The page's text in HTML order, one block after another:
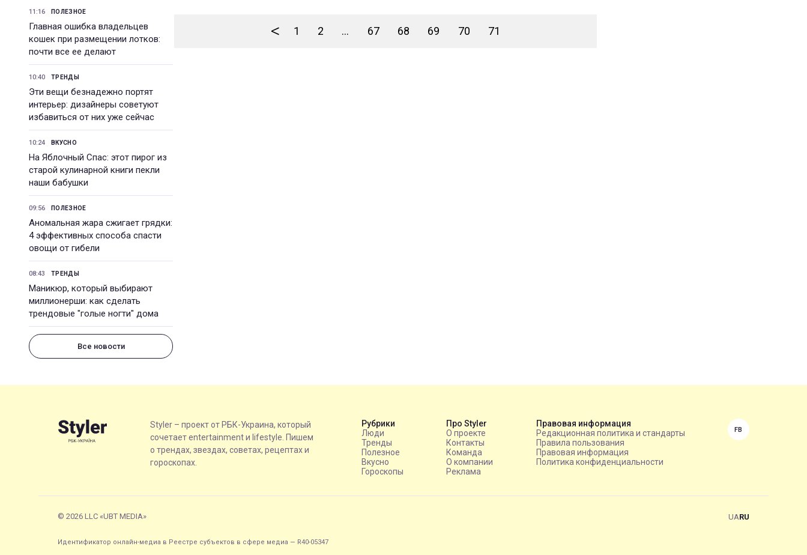
11:16 ПОЛЕЗНОЕ
Главная ошибка владельцев
кошек при размещении лотков:
почти все ее делают
10:40 ТРЕНДЫ
Эти вещи безнадежно портят
интерьер: дизайнеры советуют
избавиться от них уже сейчас
10:24 ВКУСНО
На Яблочный Спас: этот пирог из
старой кулинарной книги пекли
наши бабушки
09:56 ПОЛЕЗНОЕ
Аномальная жара сжигает грядки:
4 эффективных способа спасти
овощи от гибели
08:43 ТРЕНДЫ
Маникюр, который выбирают
миллионерши: как сделать
трендовые "голые ногти" дома
Все новости
< 1 2 ... 67 68 69 70 71
Styler – проект от РБК-Украина, который
сочетает entertainment и lifestyle. Пишем
о трендах, звездах, советах, рецептах и
гороскопах.
Рубрики
Люди
Тренды
Полезное
Вкусно
Гороскопы
Про Styler
О проекте
Контакты
Команда
О компании
Реклама
Правовая информация
Редакционная политика и стандарты
Правила пользования
Правовая информация
Политика конфиденциальности
FB
© 2026 LLC «UBT MEDIA» UARU
Идентификатор онлайн-медиа в Реестре субъектов в сфере медиа — R40-05347